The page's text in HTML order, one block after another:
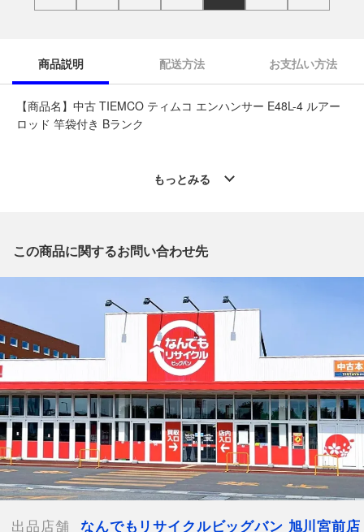
商品説明 配送方法 お支払い方法
【商品名】中古 TIEMCO ティムコ エンハンサー E48L-4 ルアー
ロッド 竿袋付き Bランク
※「なんでもリサイクルビッグバン 公式オンラインストアの出
【店舗内商品コード】1017004576027
【メーカー】TIEMCO/ティムコ
【付属品】竿袋
【ランク】Bランク
通常使用による傷や汚れが見受けられる中古品
【規格・仕様】
全長：4フィート8インチ(146cm)
継数：4本
重量：65g
もっとみる
この商品に関するお問い合わせ先
出品店舗 なんでもリサイクルビッグバン 旭川宮前店